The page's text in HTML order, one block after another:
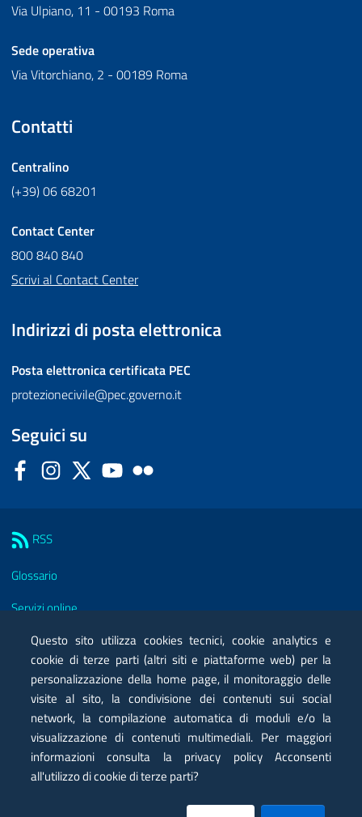
Via Ulpiano, 11 - 00193 Roma
Sede operativa
Via Vitorchiano, 2 - 00189 Roma
Contatti
Centralino
(+39) 06 68201
Contact Center
800 840 840
Scrivi al Contact Center
Indirizzi di posta elettronica
Posta elettronica certificata PEC
protezionecivile@pec.governo.it
Seguici su
FacebookInstagram
Twitter YouTube
RSS
Glossario
Servizi online
Moduli
Posta elettronica certificata PEC
Privacy
Note legali
Contatti
Questo sito utilizza cookies tecnici, cookie analytics e
cookie di terze parti (altri siti e piattaforme web) per la
personalizzazione della home page, il monitoraggio delle
visite al sito, la condivisione dei contenuti sui social
network, la compilazione automatica di moduli e/o la
visualizzazione di contenuti multimediali. Per maggiori
informazioni consulta la privacy policy Acconsenti
all'utilizzo di cookie di terze parti?